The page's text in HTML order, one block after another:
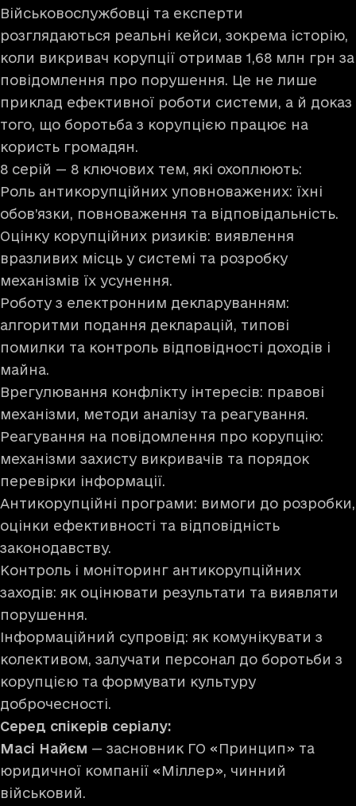
Військовослужбовці та експерти
розглядаються реальні кейси, зокрема історію,
коли викривач корупції отримав 1,68 млн грн за
повідомлення про порушення. Це не лише
приклад ефективної роботи системи, а й доказ
того, що боротьба з корупцією працює на
користь громадян.
8 серій — 8 ключових тем, які охоплюють:
Роль антикорупційних уповноважених: їхні
обов’язки, повноваження та відповідальність.
Оцінку корупційних ризиків: виявлення
вразливих місць у системі та розробку
механізмів їх усунення.
Роботу з електронним декларуванням:
алгоритми подання декларацій, типові
помилки та контроль відповідності доходів і
майна.
Врегулювання конфлікту інтересів: правові
механізми, методи аналізу та реагування.
Реагування на повідомлення про корупцію:
механізми захисту викривачів та порядок
перевірки інформації.
Антикорупційні програми: вимоги до розробки,
оцінки ефективності та відповідність
законодавству.
Контроль і моніторинг антикорупційних
заходів: як оцінювати результати та виявляти
порушення.
Інформаційний супровід: як комунікувати з
колективом, залучати персонал до боротьби з
корупцією та формувати культуру
доброчесності.
Серед спікерів серіалу:
Масі Найєм — засновник ГО «Принцип» та
юридичної компанії «Міллер», чинний
військовий.